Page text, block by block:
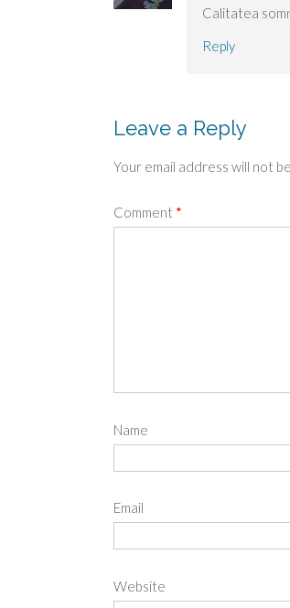
Calitatea
Reply
Leave a Reply
Your email address will not
Comment *
Name
Email
Website